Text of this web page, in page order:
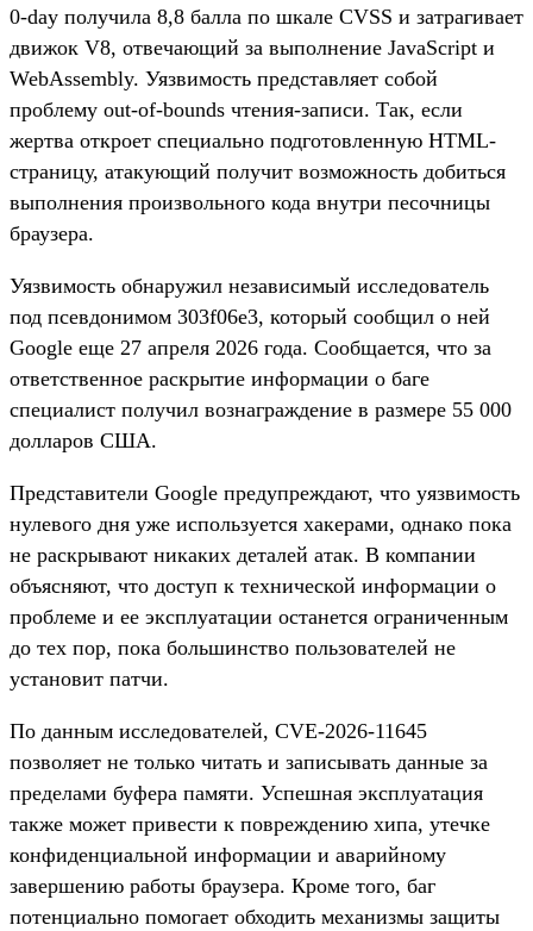
0-day получила 8,8 балла по шкале CVSS и затрагивает
движок V8, отвечающий за выполнение JavaScript и
WebAssembly. Уязвимость представляет собой
проблему out-of-bounds чтения-записи. Так, если
жертва откроет специально подготовленную HTML-
страницу, атакующий получит возможность добиться
выполнения произвольного кода внутри песочницы
браузера.
Уязвимость обнаружил независимый исследователь
под псевдонимом 303f06e3, который сообщил о ней
Google еще 27 апреля 2026 года. Сообщается, что за
ответственное раскрытие информации о баге
специалист получил вознаграждение в размере 55 000
долларов США.
Представители Google предупреждают, что уязвимость
нулевого дня уже используется хакерами, однако пока
не раскрывают никаких деталей атак. В компании
объясняют, что доступ к технической информации о
проблеме и ее эксплуатации останется ограниченным
до тех пор, пока большинство пользователей не
установит патчи.
По данным исследователей, CVE-2026-11645
позволяет не только читать и записывать данные за
пределами буфера памяти. Успешная эксплуатация
также может привести к повреждению хипа, утечке
конфиденциальной информации и аварийному
завершению работы браузера. Кроме того, баг
потенциально помогает обходить механизмы защиты